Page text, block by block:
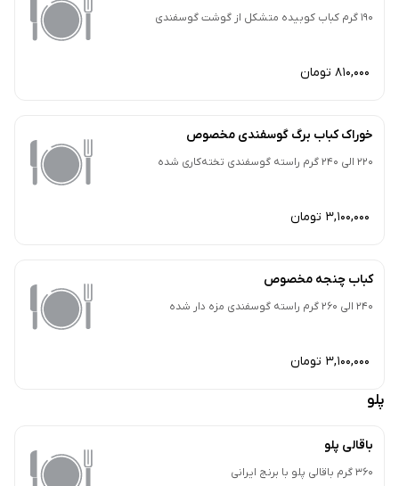
190 گرم کباب کوبیده متشکل از گوشت گوسفندی
810,000 تومان
خوراک کباب برگ گوسفندی مخصوص
220 الی 240 گرم راسته گوسفندی تخته‌کاری شده
3,100,000 تومان
کباب چنجه مخصوص
240 الی 260 گرم راسته گوسفندی مزه دار شده
3,100,000 تومان
پلو
باقالی پلو
360 گرم باقالی پلو با برنج ایرانی